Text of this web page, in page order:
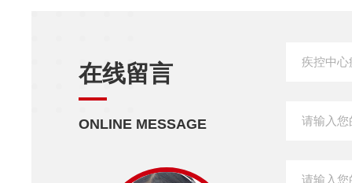
在线留言
ONLINE MESSAGE